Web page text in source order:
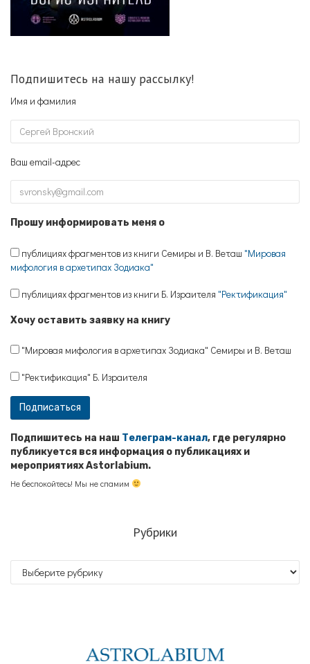
Подпишитесь на нашу рассылку!
Имя и фамилия
Ваш email-адрес
Прошу информировать меня о
публициях фрагментов из книги Семиры и В. Веташ "Мировая
мифология в архетипах Зодиака"
публициях фрагментов из книги Б. Израителя "Ректификация"
Хочу оставить заявку на книгу
"Мировая мифология в архетипах Зодиака" Семиры и В. Веташ
"Ректификация" Б. Израителя
Подпишитесь на наш Телеграм-канал, где регулярно
публикуется вся информация о публикациях и
мероприятиях Astorlabium.
Не беспокойтесь! Мы не спамим
Рубрики
Рубрики